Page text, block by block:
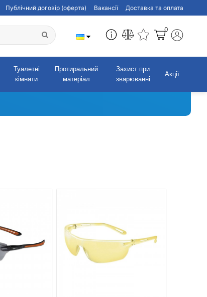
Публічний договір (оферта) Вакансії Доставка та оплата
0
Туалетні
кімнати
Протиральний
матеріал
Захист при
зварюванні
Акції